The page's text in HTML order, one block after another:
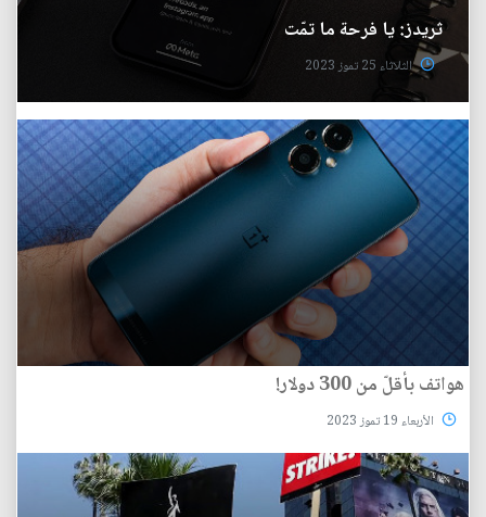
ثريدز: يا فرحة ما تمّت
الثلاثاء 25 تموز 2023
هواتف بأقلّ من 300 دولار!
الأربعاء 19 تموز 2023